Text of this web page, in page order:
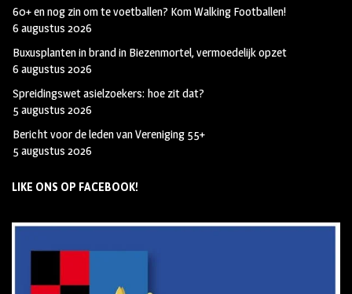
60+ en nog zin om te voetballen? Kom Walking Footballen!
6 augustus 2026
Buxusplanten in brand in Biezenmortel, vermoedelijk opzet
6 augustus 2026
Spreidingswet asielzoekers: hoe zit dat?
5 augustus 2026
Bericht voor de leden van Vereniging 55+
5 augustus 2026
LIKE ONS OP FACEBOOK!